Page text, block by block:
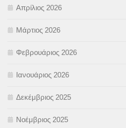
Απρίλιος 2026
Μάρτιος 2026
Φεβρουάριος 2026
Ιανουάριος 2026
Δεκέμβριος 2025
Νοέμβριος 2025